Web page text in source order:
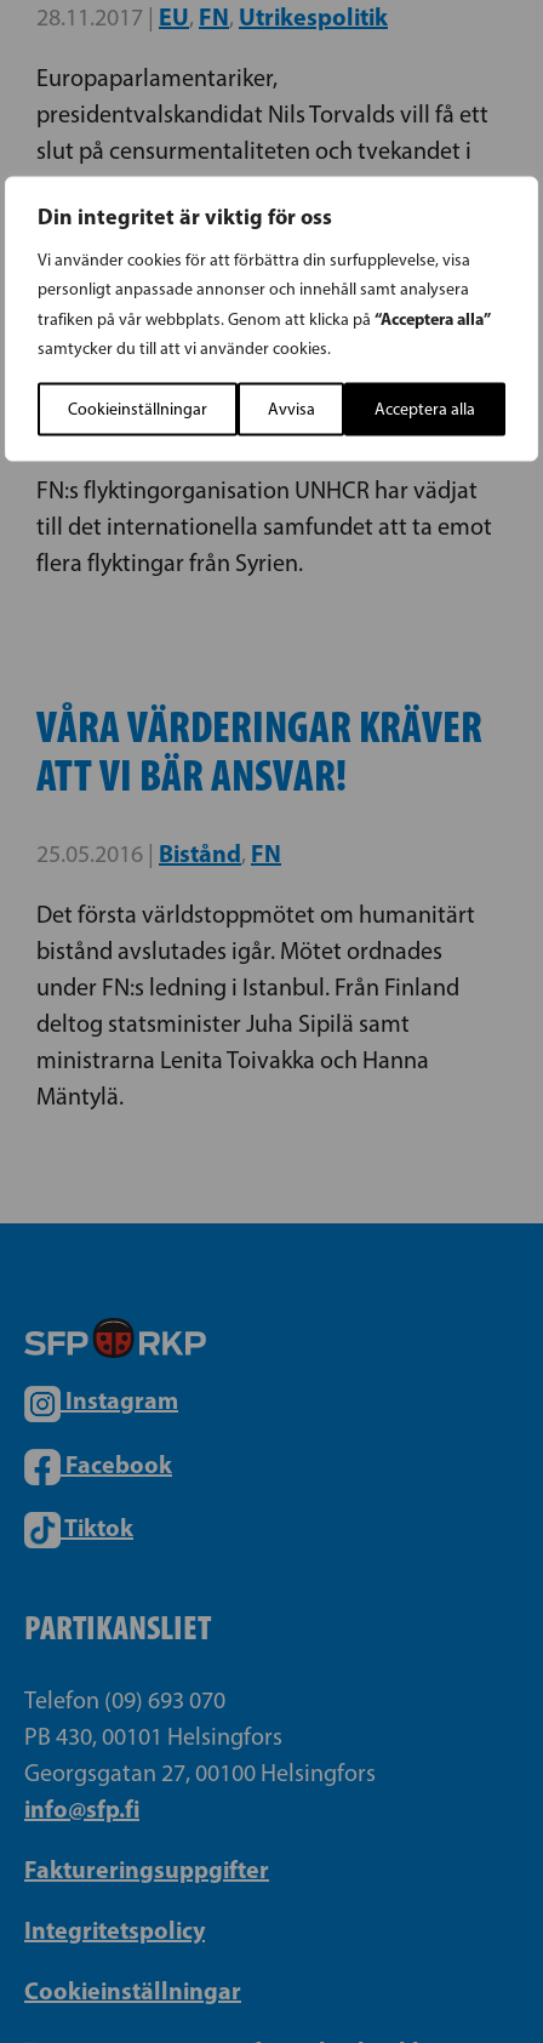
Din integritet är viktig för oss
Vi använder cookies för att förbättra din surfupplevelse, visa
personligt anpassade annonser och innehåll samt analysera
trafiken på vår webbplats. Genom att klicka på “Acceptera alla”
samtycker du till att vi använder cookies.
Cookieinställningar Avvisa Acceptera alla
28.11.2017 | EU, FN, Utrikespolitik
Europaparlamentariker,
presidentvalskandidat Nils Torvalds vill få ett
slut på censurmentaliteten och tvekandet i
den finländska utrikespolitiken.
HÖJ FLYKTINGKVOTEN NU!
15.11.2016 |Flykting och asyl,FN
FN:s flyktingorganisation UNHCR har vädjat
till det internationella samfundet att ta emot
flera flyktingar från Syrien.
VÅRA VÄRDERINGAR KRÄVER
ATT VI BÄR ANSVAR!
25.05.2016 | Bistånd, FN
Det första världstoppmötet om humanitärt
bistånd avslutades igår. Mötet ordnades
under FN:s ledning i Istanbul. Från Finland
deltog statsminister Juha Sipilä samt
ministrarna Lenita Toivakka och Hanna
Mäntylä.
Instagram
Facebook
Tiktok
PARTIKANSLIET
Telefon (09) 693 070
PB 430, 00101 Helsingfors
Georgsgatan 27, 00100 Helsingfors
info@sfp.fi
Faktureringsuppgifter
Integritetspolicy
Cookieinställningar